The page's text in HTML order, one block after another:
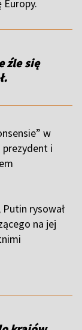
źle się
w
i
rysował
na jej